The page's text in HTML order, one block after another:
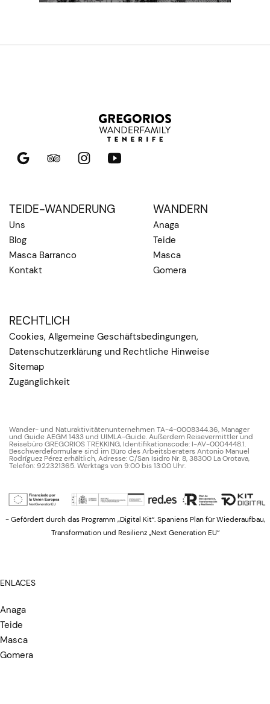
TEIDE-WANDERUNG
Uns
Blog
Masca Barranco
Kontakt
WANDERN
Anaga
Teide
Masca
Gomera
RECHTLICH
Cookies, Allgemeine Geschäftsbedingungen,
Datenschutzerklärung und Rechtliche Hinweise
Sitemap
Zugänglichkeit
Wander- und Naturaktivitätenunternehmen TA-4-0008344.36, Manager
und Guide AEGM 1433 und UIMLA-Guide. Außerdem Reisevermittler und
Reisebüro GREGORIOS TREKKING, Identifikationscode: I-AV-0004448.1.
Beschwerdeformulare sind im Büro des Arbeitsberaters Antonio Manuel
Rodríguez Pérez erhältlich, Adresse: C/San Isidro Nr. 8, 38300 La Orotava,
Telefon: 922321365. Werktags von 9:00 bis 13:00 Uhr.
- Gefördert durch das Programm „Digital Kit“. Spaniens Plan für Wiederaufbau,
Transformation und Resilienz „Next Generation EU“
ENLACES
Anaga
Teide
Masca
Gomera